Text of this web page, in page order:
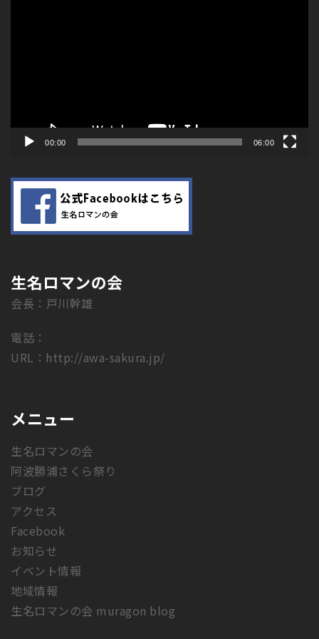
00:00 06:00
生名ロマンの会
会長：戸川幹雄
電話：
URL： http://awa-sakura.jp/
メニュー
生名ロマンの会
阿波勝浦さくら祭り
ブログ
アクセス
Facebook
お知らせ
イベント情報
地域情報
生名ロマンの会 muragon blog